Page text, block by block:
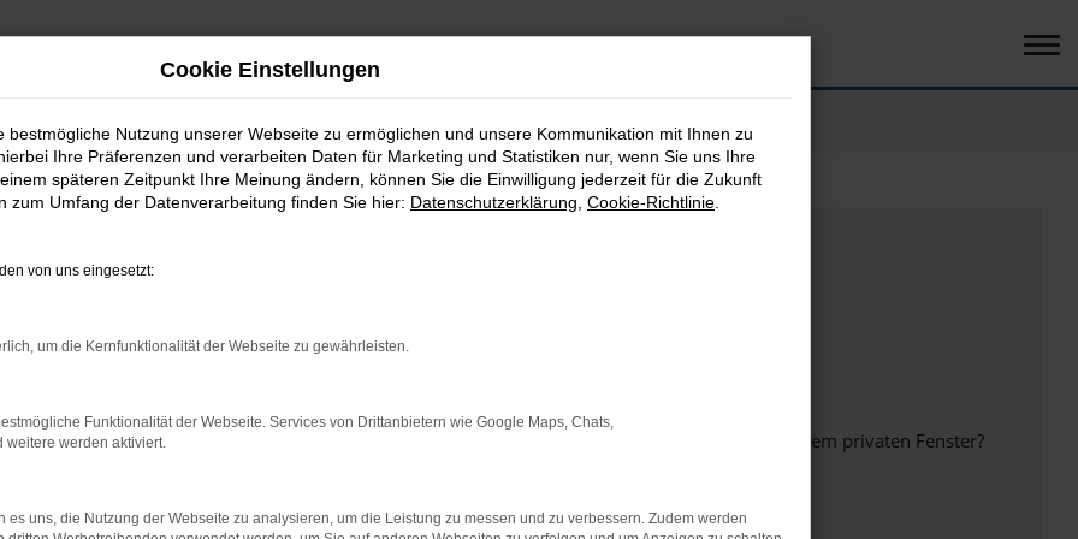
bestimmter Seiten verhindern. Funktioniert die Seite in einem anderen Browser oder in einem privaten Fenster?
beheben.
Cookie Einstellungen
bestmögliche Nutzung unserer Webseite zu ermöglichen und unsere Kommunikation mit Ihnen zu
Ihre Präferenzen und verarbeiten Daten für Marketing und Statistiken nur, wenn Sie uns Ihre
späteren Zeitpunkt Ihre Meinung ändern, können Sie die Einwilligung jederzeit für die Zukunft
zum Umfang der Datenverarbeitung finden Sie hier: Datenschutzerklärung Cookie-Richtlinie
von uns eingesetzt:
um die Kernfunktionalität der Webseite zu gewährleisten.
Funktionalität der Webseite. Services von Drittanbietern wie Google Maps, Chats,
weitere werden aktiviert.
es uns, die Nutzung der Webseite zu analysieren, um die Leistung zu messen und zu verbessern. Zudem werden